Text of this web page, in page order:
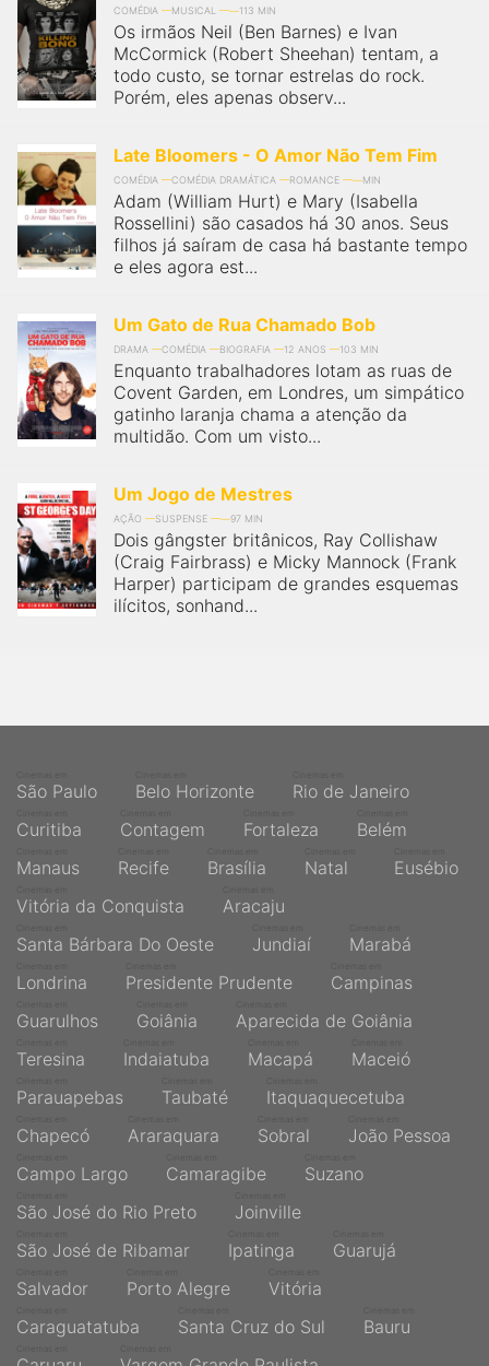
COMÉDIA MUSICAL 113 MIN
Os irmãos Neil (Ben Barnes) e Ivan
McCormick (Robert Sheehan) tentam, a
todo custo, se tornar estrelas do rock.
Porém, eles apenas observ...
Late Bloomers - O Amor Não Tem Fim
COMÉDIA COMÉDIA DRAMÁTICA ROMANCE MIN
Adam (William Hurt) e Mary (Isabella
Rossellini) são casados há 30 anos. Seus
filhos já saíram de casa há bastante tempo
e eles agora est...
Um Gato de Rua Chamado Bob
DRAMA COMÉDIA BIOGRAFIA 12 ANOS 103 MIN
Enquanto trabalhadores lotam as ruas de
Covent Garden, em Londres, um simpático
gatinho laranja chama a atenção da
multidão. Com um visto...
Um Jogo de Mestres
AÇÃO SUSPENSE 97 MIN
Dois gângster britânicos, Ray Collishaw
(Craig Fairbrass) e Micky Mannock (Frank
Harper) participam de grandes esquemas
ilícitos, sonhand...
São Paulo Belo Horizonte Rio de Janeiro
Curitiba Contagem Fortaleza Belém
Manaus Recife Brasília Natal Eusébio
Vitória da Conquista Aracaju
Santa Bárbara Do Oeste Jundiaí Marabá
Londrina Presidente Prudente Campinas
Guarulhos Goiânia Aparecida de Goiânia
Teresina Indaiatuba Macapá Maceió
Parauapebas Taubaté Itaquaquecetuba
Chapecó Araraquara Sobral João Pessoa
Campo Largo Camaragibe Suzano
São José do Rio Preto Joinville
São José de Ribamar Ipatinga Guarujá
Salvador Porto Alegre Vitória
Caraguatatuba Santa Cruz do Sul Bauru